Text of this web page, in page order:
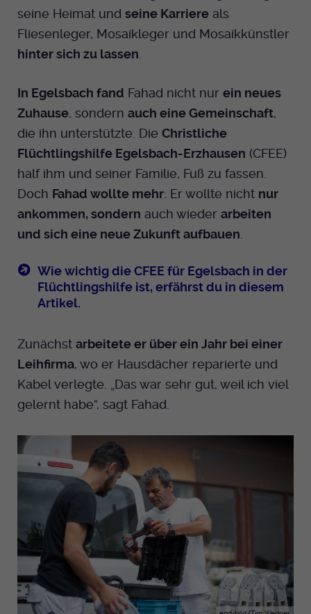
seine Heimat und seine Karriere als
Fliesenleger, Mosaikleger und Mosaikkünstler
hinter sich zu lassen.
In Egelsbach fand Fahad nicht nur ein neues
Zuhause, sondern auch eine Gemeinschaft,
die ihn unterstützte. Die Christliche
Flüchtlingshilfe Egelsbach-Erzhausen (CFEE)
half ihm und seiner Familie, Fuß zu fassen.
Doch Fahad wollte mehr: Er wollte nicht nur
ankommen, sondern auch wieder arbeiten
und sich eine neue Zukunft aufbauen.
Wie wichtig die CFEE für Egelsbach in der
Flüchtlingshilfe ist, erfährst du in diesem
Artikel.
Zunächst arbeitete er über ein Jahr bei einer
Leihfirma, wo er Hausdächer reparierte und
Kabel verlegte. „Das war sehr gut, weil ich viel
gelernt habe“, sagt Fahad.